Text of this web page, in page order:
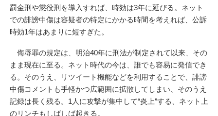
罰金刑や懲役刑を導入すれば、時効は3年に延びる。ネット
での誹謗中傷は容疑者の特定にかかる時間を考えれば、公訴
時効1年はあまりに短すぎた。
侮辱罪の規定は、明治40年に刑法が制定されて以来、その
まま現在に至る。ネット時代の今は、誰でも容易に発信でき
る。そのうえ、リツイート機能などを利用することで、誹謗
中傷コメントも手軽かつ広範囲に拡散してしまい、そのうえ
記録は長く残る。1人に攻撃が集中して“炎上”する、ネット上
のリンチもしばしば起きる。